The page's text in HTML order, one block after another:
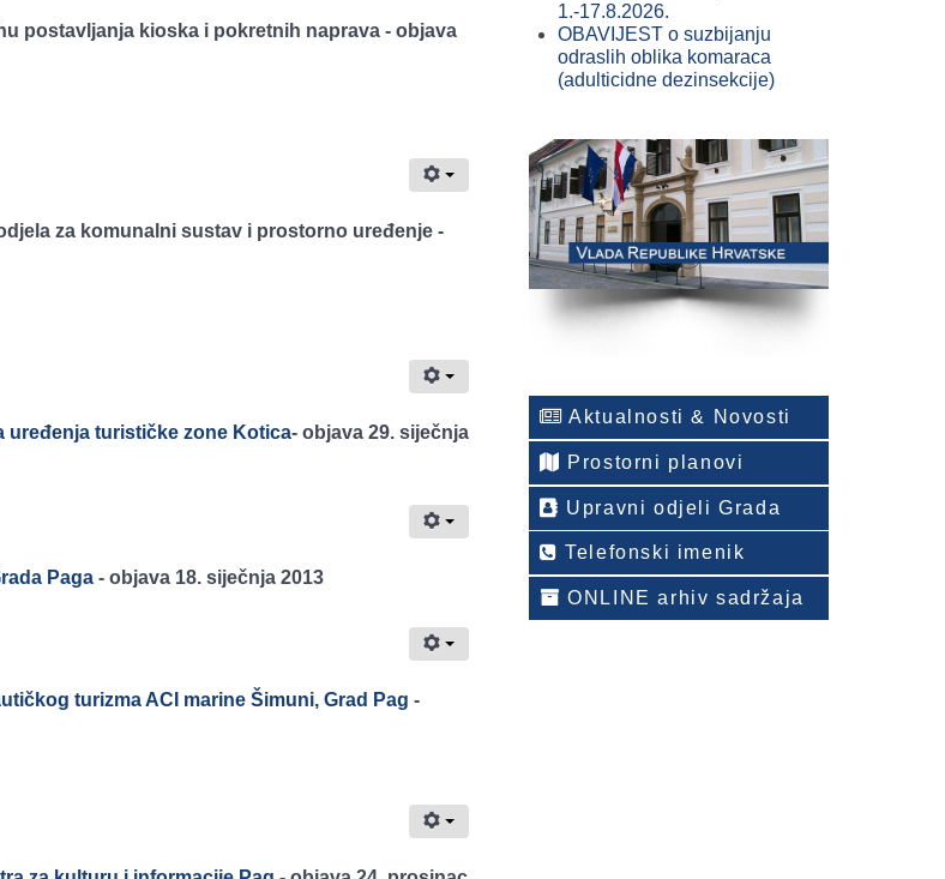
postavljanja kioska i pokretnih naprava - objava
za komunalni sustav i prostorno uređenje -
uređenja turističke zone Kotica- objava 29. siječnja
Paga - objava 18. siječnja 2013
turizma ACI marine Šimuni, Grad Pag -
1.-17.8.2026.
OBAVIJEST o suzbijanju
odraslih oblika komaraca
(adulticidne dezinsekcije)
Aktualnosti & Novosti
Prostorni planovi
Upravni odjeli Grada
Telefonski imenik
ONLINE arhiv sadržaja